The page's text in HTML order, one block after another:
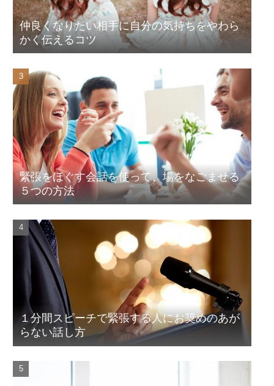
仲良くなりたい相手に自分の気持ちをやわら
かく伝えるコツ
緊張をほぐす会話を使って、場をなごませる
５つの方法
１分間スピーチで緊張する人にお奨めのあが
らない話し方